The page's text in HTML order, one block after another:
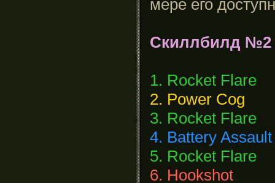
мере его
Скиллбилд №2
1. Rocket Flare
2. Power Cog
3. Rocket Flare
4. Battery Assault
5. Rocket Flare
6. Hookshot